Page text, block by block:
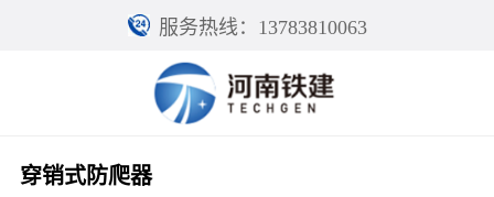
服务热线：13783810063
穿销式防爬器